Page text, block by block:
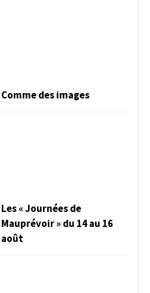
Comme des images
Les « Journées de
Mauprévoir » du 14 au 16
août